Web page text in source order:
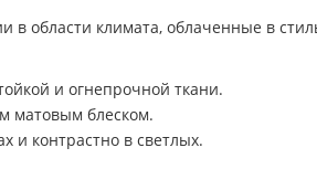
в области климата, облаченные в
и огнепрочной ткани.
матовым блеском.
и контрастно в светлых.